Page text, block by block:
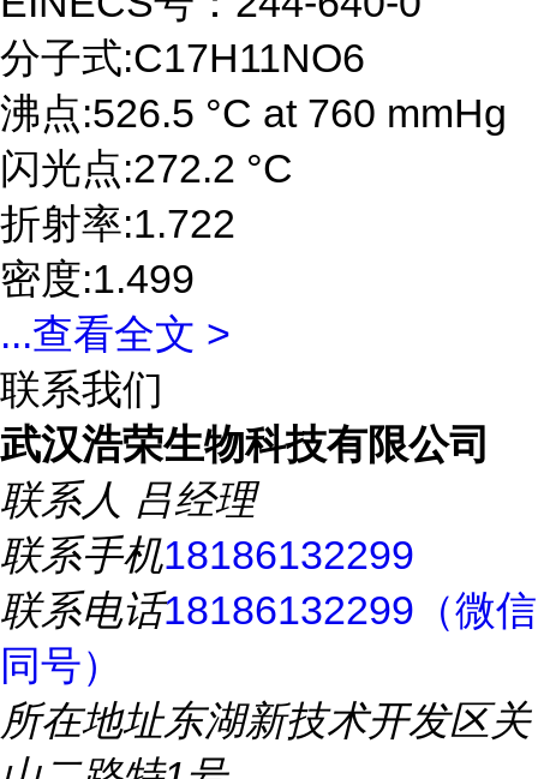
分子式:C17H11NO6
沸点:526.5 °C at 760 mmHg
闪光点:272.2 °C
折射率:1.722
密度:1.499
...查看全文 >
联系我们
武汉浩荣生物科技有限公司
联系人 吕经理
联系手机18186132299
联系电话18186132299（微信
同号）
所在地址东湖新技术开发区关